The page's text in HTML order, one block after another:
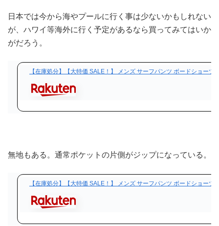
日本では今から海やプールに行く事は少ないかもしれない
が、ハワイ等海外に行く予定があるなら買ってみてはいか
がだろう。
【在庫処分】【大特価 SALE！】 メンズ サーフパンツ ボードショー
無地もある。通常ポケットの片側がジップになっている。
【在庫処分】【大特価 SALE！】 メンズ サーフパンツ ボードショー